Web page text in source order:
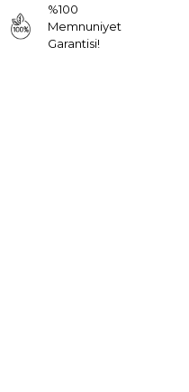
%100
Memnuniyet
Garantisi!